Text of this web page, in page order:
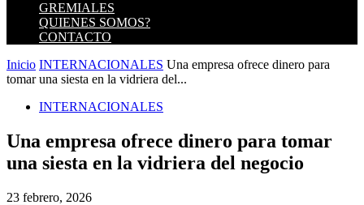
GREMIALES
QUIENES SOMOS?
CONTACTO
Inicio INTERNACIONALES Una empresa ofrece dinero para
tomar una siesta en la vidriera del...
INTERNACIONALES
Una empresa ofrece dinero para tomar
una siesta en la vidriera del negocio
23 febrero, 2026